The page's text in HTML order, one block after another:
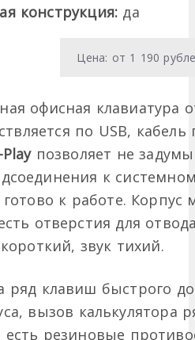
конструкция: да
Цена: от 1 190
офисная клавиатура
по USB,
позволяет не
к
готово к работе.
отверстия для
звук тихий.
ряд клавиш быстрого
вызов калькулятора
резиновые